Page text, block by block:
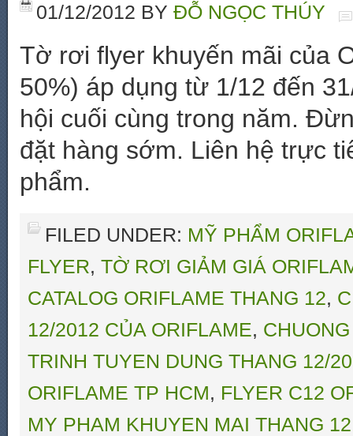
01/12/2012 BY ĐỖ NGỌC THÚY
Tờ rơi flyer khuyến mãi của
50%) áp dụng từ 1/12 đến
hội cuối cùng trong năm.
đặt hàng sớm. Liên hệ trực
phẩm.
FILED UNDER: MỸ PHẨM
FLYER, TỜ RƠI GIẢM GIÁ
CATALOG ORIFLAME THANG 12,
12/2012 CỦA ORIFLAME,
TRINH TUYEN DUNG THANG 12/
ORIFLAME TP HCM, FLYER C12
MY PHAM KHUYEN MAI THANG 12